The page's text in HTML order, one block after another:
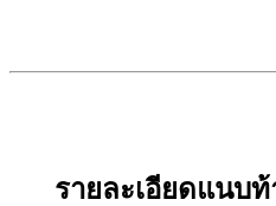
รายละเอียดแนบ